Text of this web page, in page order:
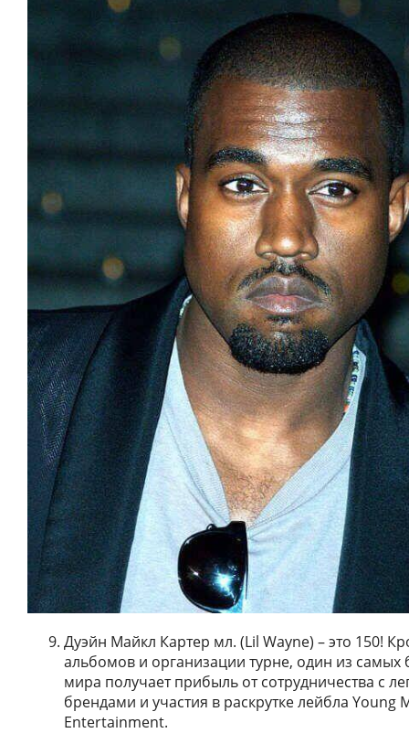
Дуэйн Майкл Картер мл. (Lil Wayne) – это 150!
альбомов и организации турне, один из самых
мира получает прибыль от сотрудничества с
брендами и участия в раскрутке лейбла Young
Entertainment.